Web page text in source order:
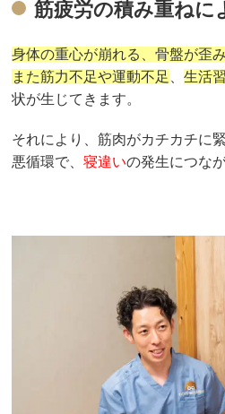
筋疲労の積み重ねに
身体の重心が崩れる、骨盤が歪
また筋力不足や運動不足
、生活
状が生じてきます。
それにより、筋肉がカチカチに
悪循環で、寝違いの発生につな